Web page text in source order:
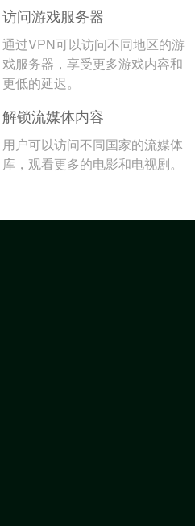
访问游戏服务器
通过VPN可以访问不同地区的游
戏服务器，享受更多游戏内容和
更低的延迟。
解锁流媒体内容
用户可以访问不同国家的流媒体
库，观看更多的电影和电视剧。